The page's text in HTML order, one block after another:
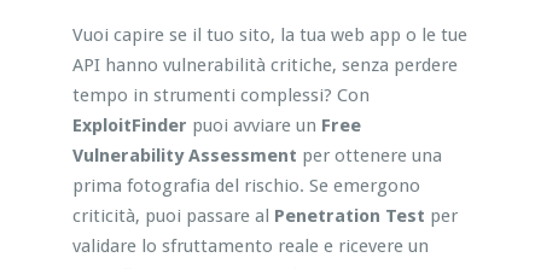
Vuoi capire se il tuo sito, la tua web app o le tue
API hanno vulnerabilità critiche, senza perdere
tempo in strumenti complessi? Con
ExploitFinder puoi avviare un Free
Vulnerability Assessment per ottenere una
prima fotografia del rischio. Se emergono
criticità, puoi passare al Penetration Test per
validare lo sfruttamento reale e ricevere un